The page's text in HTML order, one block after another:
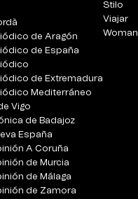
de Aragón
de España
de Extremadura
Mediterráneo
Vigo
de Badajoz
España
A Coruña
de Murcia
de Málaga
de Zamora
Stilo
Viajar
Woman